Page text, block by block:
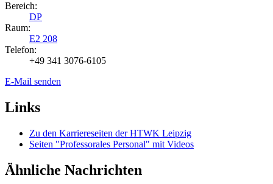
Bereich:
DP
Raum:
E2 208
Telefon:
+49 341 3076-6105
E-Mail senden
Links
Zu den Karriereseiten der HTWK Leipzig
Seiten "Professorales Personal" mit Videos
Ähnliche Nachrichten